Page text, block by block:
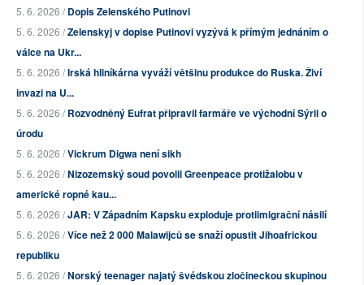
5. 6. 2026 /Dopis Zelenského Putinovi
5. 6. 2026 /Zelenskyj v dopise Putinovi vyzývá k přímým jednáním o
válce na Ukr...
5. 6. 2026 /Irská hliníkárna vyváží většinu produkce do Ruska. Živí
invazi na U...
5. 6. 2026 /Rozvodněný Eufrat připravil farmáře ve východní Sýrii o
úrodu
5. 6. 2026 /Vickrum Digwa není sikh
5. 6. 2026 /Nizozemský soud povolil Greenpeace protižalobu v
americké ropné kau...
5. 6. 2026 /JAR: V Západním Kapsku exploduje protiimigrační násilí
5. 6. 2026 /Více než 2 000 Malawijců se snaží opustit Jihoafrickou
republiku
5. 6. 2026 /Norský teenager najatý švédskou zločineckou skupinou